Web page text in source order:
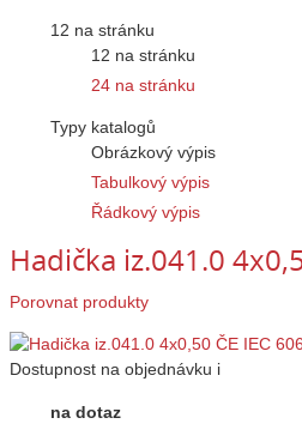
12 na stránku
12 na stránku
24 na stránku
Typy katalogů
Obrázkový výpis
Tabulkový výpis
Řádkový výpis
Hadička iz.041.0
Porovnat produkty
Dostupnost na objednávku i
na dotaz